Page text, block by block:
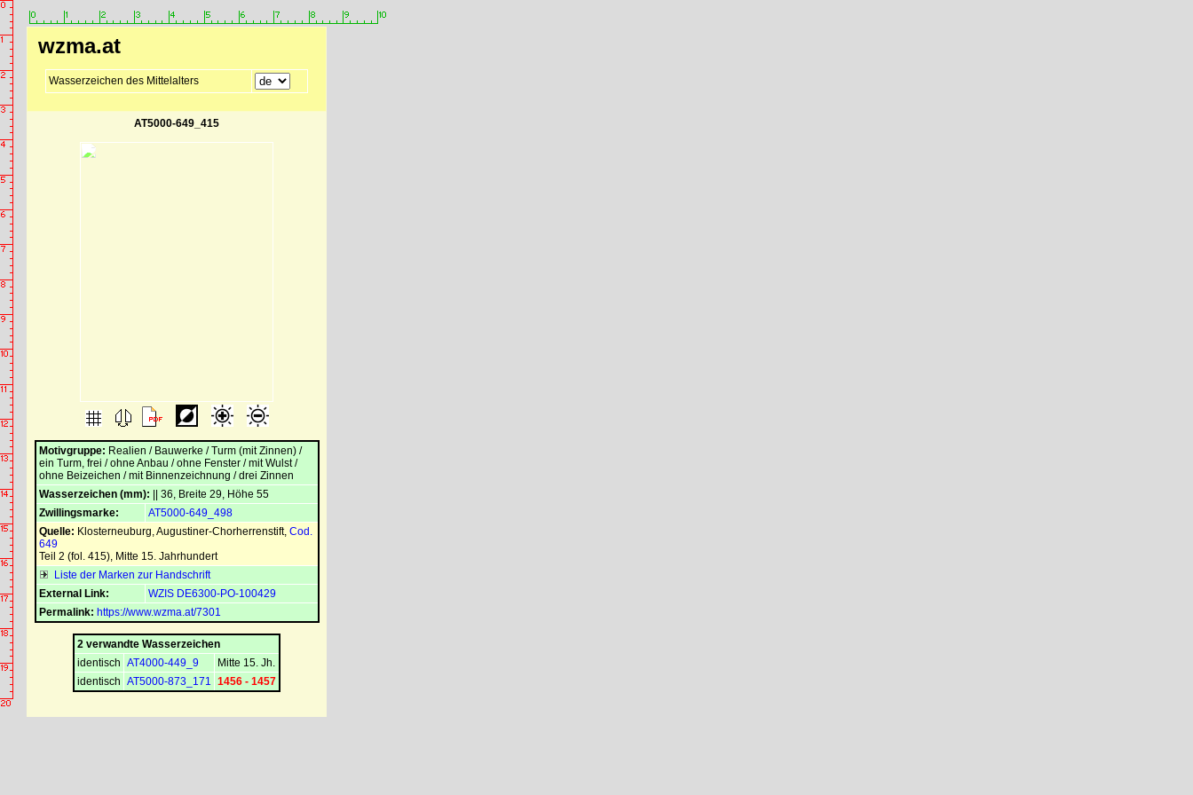
wzma.at
Wasserzeichen des Mittelalters
AT5000-649_415
Motivgruppe: Realien / Bauwerke / Turm (mit Zinnen) /
ein Turm, frei / ohne Anbau / ohne Fenster / mit Wulst /
ohne Beizeichen / mit Binnenzeichnung / drei Zinnen
Wasserzeichen (mm): || 36, Breite 29, Höhe 55
Zwillingsmarke:
AT5000-649_498
Quelle: Klosterneuburg, Augustiner-Chorherrenstift, Cod.
649
Teil 2 (fol. 415), Mitte 15. Jahrhundert
Liste der Marken zur Handschrift
External Link:
WZIS DE6300-PO-100429
Permalink: https://www.wzma.at/7301
2 verwandte Wasserzeichen
identisch AT4000-449_9
Mitte 15. Jh.
identisch AT5000-873_171 1456 - 1457